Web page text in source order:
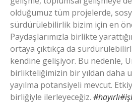
olduğumuz tüm projelerde,
sürdürülebilirlik bizim için en
Paydaşlarımızla birlikte
ortaya çıktıkça da
kendine gelişiyor. Bu nedenle,
birlikteliğimizin bir yıldan daha
yayılma potansiyeli mevcut.
birliğiyle ilerleyeceğiz.